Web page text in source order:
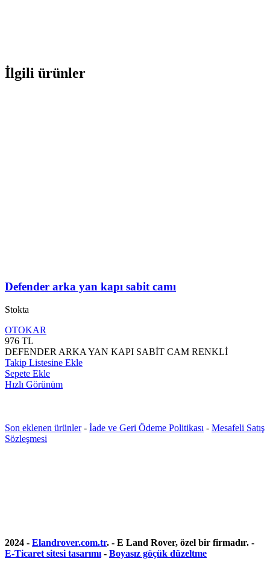
İlgili ürünler
Defender arka yan kapı sabit camı
Stokta
OTOKAR
976 TL
DEFENDER ARKA YAN KAPI SABİT CAM RENKLİ
Takip Listesine Ekle
Sepete Ekle
Hızlı Görünüm
Son eklenen ürünler- İade ve Geri Ödeme Politikası - Mesafeli Satış
Sözleşmesi
2024 - Elandrover.com.tr. - E Land Rover, özel bir firmadır. -
E-Ticaret sitesi tasarımı- Boyasız göçük düzeltme